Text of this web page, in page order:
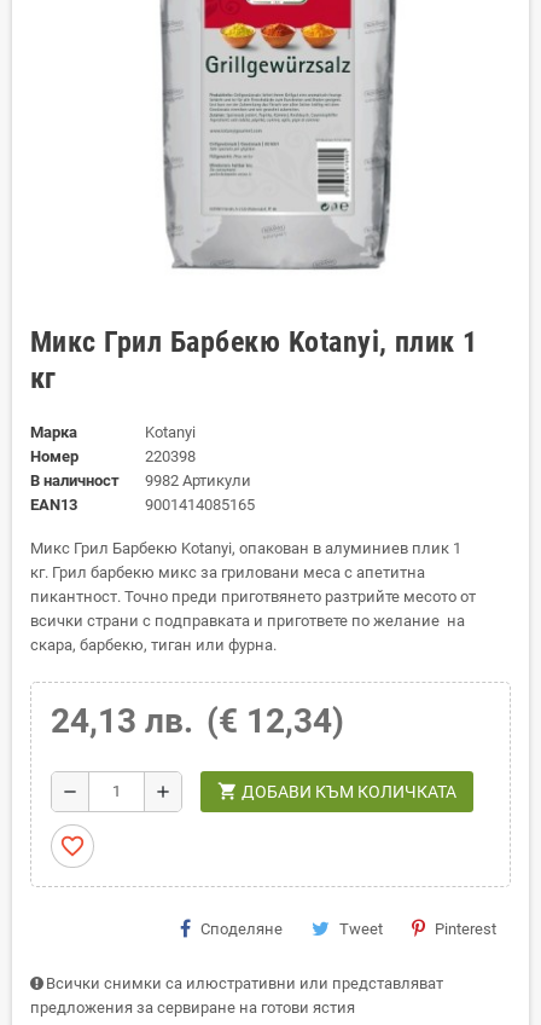
Микс Грил Барбекю Kotanyi, плик 1
кг
Марка
Kotanyi
Номер
220398
В наличност
9982 Артикули
EAN13
9001414085165
Микс Грил Барбекю Kotanyi, опакован в алуминиев плик 1
кг. Грил барбекю микс за гриловани меса с апетитна
пикантност. Точно преди приготвянето разтрийте месото от
всички страни с подправката и пригответе по желание на
скара, барбекю, тиган или фурна.
24,13 лв. (€ 12,34)
remove add shopping_cart ДОБАВИ КЪМ КОЛИЧКАТА
favorite_border
Споделяне Tweet Pinterest
Всички снимки са илюстративни или представляват
предложения за сервиране на готови ястия